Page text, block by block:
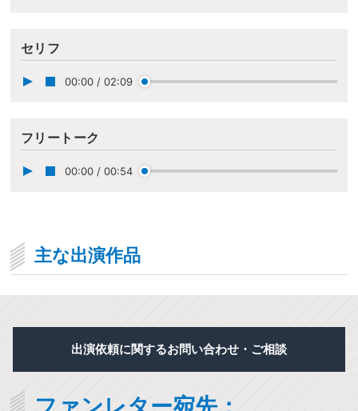
セリフ
00:00 / 02:09
フリートーク
00:00 / 00:54
主な出演作品
出演依頼に関するお問い合わせ・ご相談